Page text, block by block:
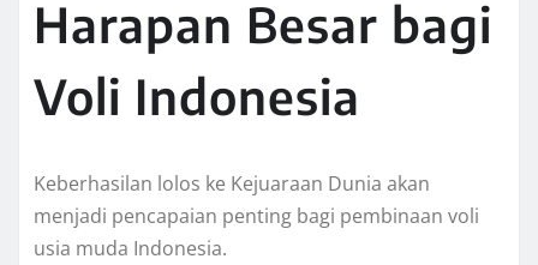
Harapan Besar bagi
Voli Indonesia
Keberhasilan lolos ke Kejuaraan Dunia akan
menjadi pencapaian penting bagi pembinaan voli
usia muda Indonesia.